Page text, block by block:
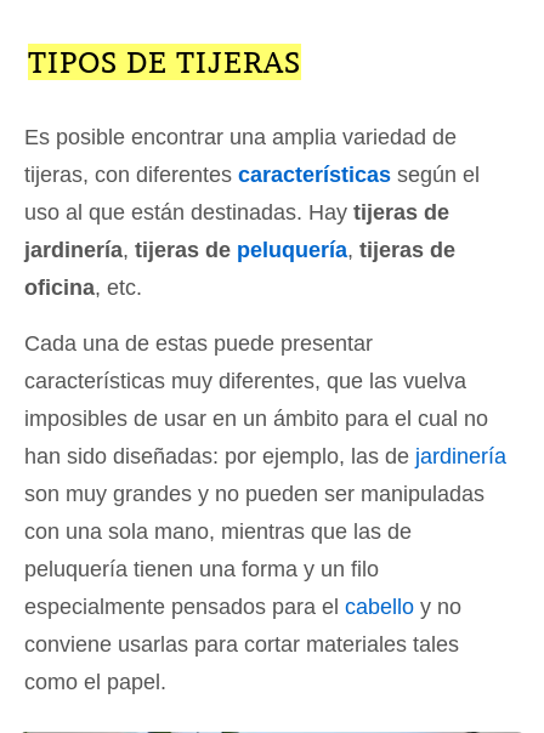
TIPOS DE TIJERAS
Es posible encontrar una amplia variedad de
tijeras, con diferentes características según el
uso al que están destinadas. Hay tijeras de
jardinería, tijeras de peluquería, tijeras de
oficina, etc.
Cada una de estas puede presentar
características muy diferentes, que las vuelva
imposibles de usar en un ámbito para el cual no
han sido diseñadas: por ejemplo, las de jardinería
son muy grandes y no pueden ser manipuladas
con una sola mano, mientras que las de
peluquería tienen una forma y un filo
especialmente pensados para el cabello y no
conviene usarlas para cortar materiales tales
como el papel.